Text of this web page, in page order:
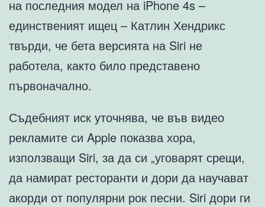
на последния модел на iPhone 4s –
единственият ищец – Катлин Хендрикс
твърди, че бета версията на Siri не
работела, както било представено
първоначално.
Съдебният иск уточнява, че във видео
рекламите си Apple показва хора,
използващи Siri, за да си „уговарят срещи,
да намират ресторанти и дори да научават
акорди от популярни рок песни. Siri дори ги